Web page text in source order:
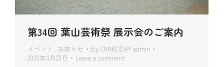
第34回 葉山芸術祭 展示会のご案内
イベント , お知らせ By OYAKODAY admin
2026年4月23日
Leave a comment